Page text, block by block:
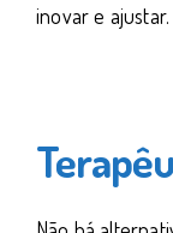
inovar e ajustar.